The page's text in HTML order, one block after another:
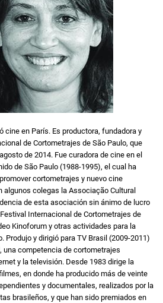
cine en París. Es productora, fundadora y
de Cortometrajes de São Paulo, que
de 2014. Fue curadora de cine en el
de São Paulo (1988-1995), el cual ha
cortometrajes y nuevo cine
algunos colegas la Associação Cultural
de esta asociación sin ánimo de lucro
Internacional de Cortometrajes de
Kinoforum y otras actividades para la
Produjo y dirigió para TV Brasil (2009-2011)
una competencia de cortometrajes
y la televisión. Desde 1983 dirige la
en donde ha producido más de veinte
y documentales, realizados por la
brasileños, y que han sido premiados en